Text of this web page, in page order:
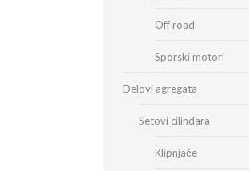
Off road
Sporski motori
Delovi agregata
Setovi cilindara
Klipnjače